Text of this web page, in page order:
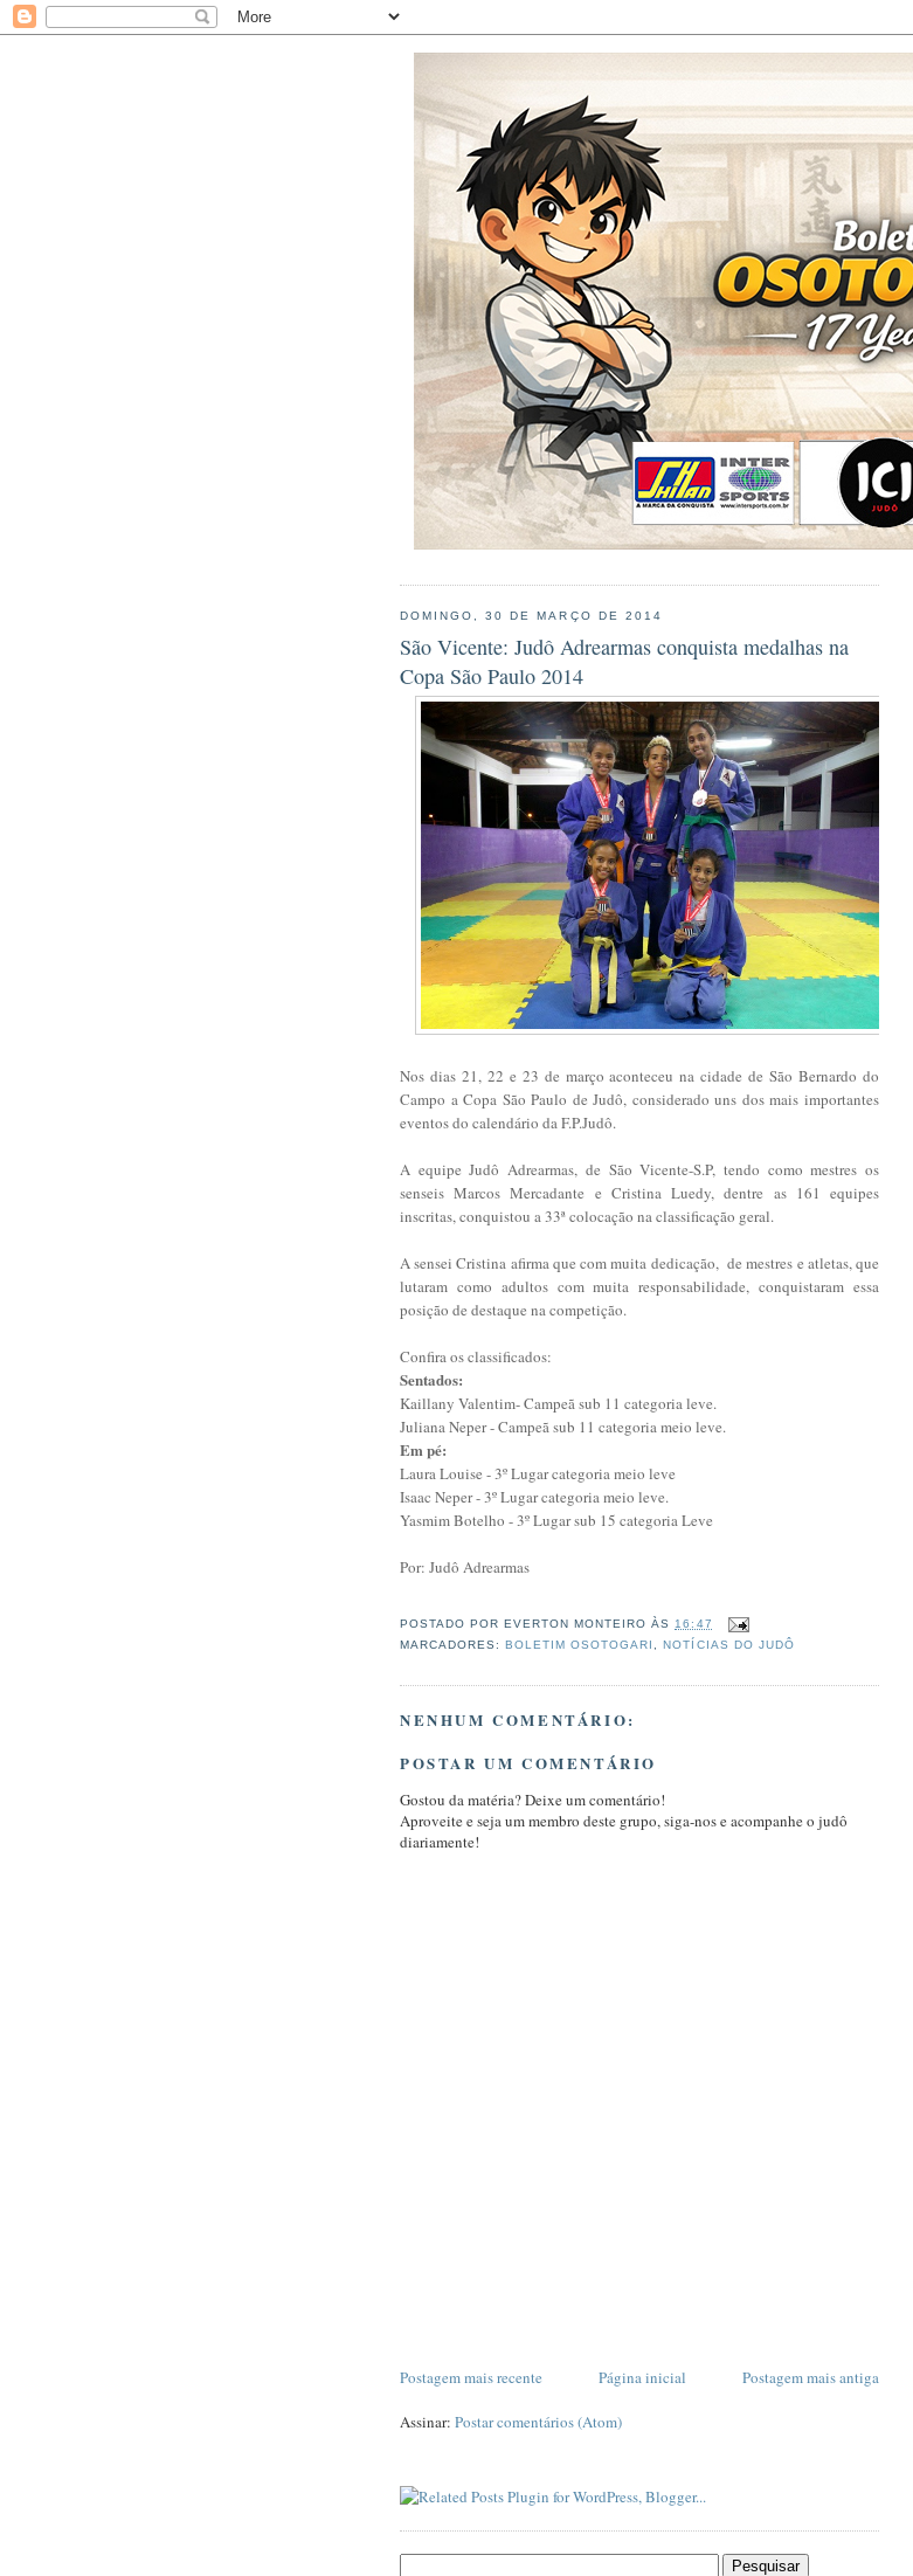
DOMINGO, 30 DE MARÇO DE 2014
São Vicente: Judô Adrearmas conquista medalhas na
Copa São Paulo 2014
Nos dias 21, 22 e 23 de março aconteceu na cidade de São Bernardo do
Campo a Copa São Paulo de Judô, considerado uns dos mais importantes
eventos do calendário da F.P.Judô.
A equipe Judô Adrearmas, de São Vicente-S.P, tendo como mestres os
senseis Marcos Mercadante e Cristina Luedy, dentre as 161 equipes
inscritas, conquistou a 33ª colocação na classificação geral.
A sensei Cristina afirma que com muita dedicação, de mestres e atletas, que
lutaram como adultos com muita responsabilidade, conquistaram essa
posição de destaque na competição.
Confira os classificados:
Sentados:
Kaillany Valentim- Campeã sub 11 categoria leve.
Juliana Neper - Campeã sub 11 categoria meio leve.
Em pé:
Laura Louise - 3º Lugar categoria meio leve
Isaac Neper - 3º Lugar categoria meio leve.
Yasmim Botelho - 3º Lugar sub 15 categoria Leve
Por: Judô Adrearmas
POSTADO POR EVERTON MONTEIRO ÀS16:47
MARCADORES:BOLETIM OSOTOGARI ,NOTÍCIAS DO JUDÔ
NENHUM COMENTÁRIO:
POSTAR UM COMENTÁRIO
Gostou da matéria? Deixe um comentário!
Aproveite e seja um membro deste grupo, siga-nos e acompanhe o judô
diariamente!
Postagem mais recente Postagem mais antiga
Página inicial
Assinar: Postar comentários (Atom)